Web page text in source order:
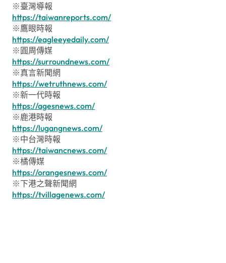
※臺灣導報
https://taiwanreports.com/
※鷹眼時報
https://eagleeyedaily.com/
※圓周傳媒
https://surroundnews.com/
※真言新聞網
https://wetruthnews.com/
※新一代時報
https://agesnews.com/
※鹿港時報
https://lugangnews.com/
※中台灣時報
https://taiwancnews.com/
※橘傳媒
https://orangesnews.com/
※下港之聲新聞網
https://tvillagenews.com/